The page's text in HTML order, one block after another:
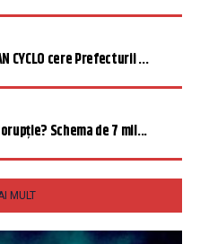
CYCLO cere Prefecturii ...
Schema de 7 mil...
MULT